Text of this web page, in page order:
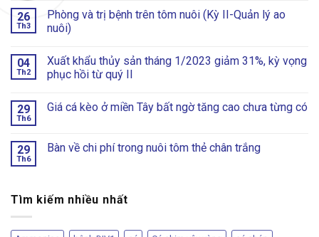
26
Th3
Phòng và trị bệnh trên tôm nuôi (Kỳ II-Quản lý ao
nuôi)
04
Th2
Xuất khẩu thủy sản tháng 1/2023 giảm 31%, kỳ vọng
phục hồi từ quý II
29
Th6
Giá cá kèo ở miền Tây bất ngờ tăng cao chưa từng có
29
Th6
Bàn về chi phí trong nuôi tôm thẻ chân trắng
Tìm kiếm nhiều nhất